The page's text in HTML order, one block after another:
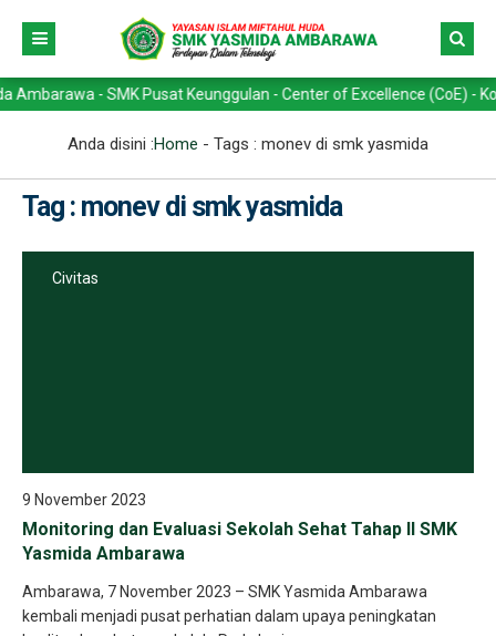
- SMK Pusat Keunggulan - Center of Excellence (CoE) -
Anda disini :Home - Tags : monev di smk yasmida
Tag : monev di smk yasmida
Civitas
9 November 2023
Monitoring dan Evaluasi Sekolah Sehat Tahap II SMK
Yasmida Ambarawa
Ambarawa, 7 November 2023 – SMK Yasmida Ambarawa
kembali menjadi pusat perhatian dalam upaya peningkatan